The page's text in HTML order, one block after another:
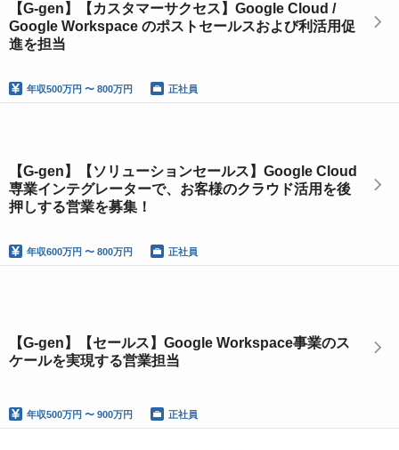
【G-gen】【カスタマーサクセス】Google Cloud /
Google Workspace のポストセールスおよび利活用促
進を担当
年収500万円 〜 800万円 正社員
【G-gen】【ソリューションセールス】Google Cloud
専業インテグレーターで、お客様のクラウド活用を後
押しする営業を募集！
年収600万円 〜 800万円 正社員
【G-gen】【セールス】Google Workspace事業のス
ケールを実現する営業担当
年収500万円 〜 900万円 正社員